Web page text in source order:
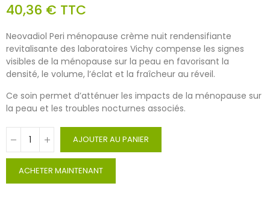
40,36 € TTC
Neovadiol Peri ménopause crème nuit rendensifiante
revitalisante des laboratoires Vichy compense les signes
visibles de la ménopause sur la peau en favorisant la
densité, le volume, l’éclat et la fraîcheur au réveil.
Ce soin permet d’atténuer les impacts de la ménopause sur
la peau et les troubles nocturnes associés.
AJOUTER AU PANIER
ACHETER MAINTENANT